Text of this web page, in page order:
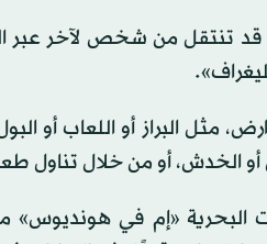
قد تنتقل من شخص لآخر عبر
مثل البراز أو اللعاب أو
الخدش، أو من خلال تناول
البحرية «إم في هونديوس»